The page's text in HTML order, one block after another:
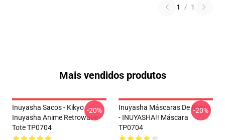
1 / 1
Mais vendidos produtos
Inuyasha Sacos - Kikyo
Inuyasha Anime Retrowave
Tote TP0704
-20%
Inuyasha Máscaras De Rosto
- INUYASHA!! Máscara
TP0704
-20%